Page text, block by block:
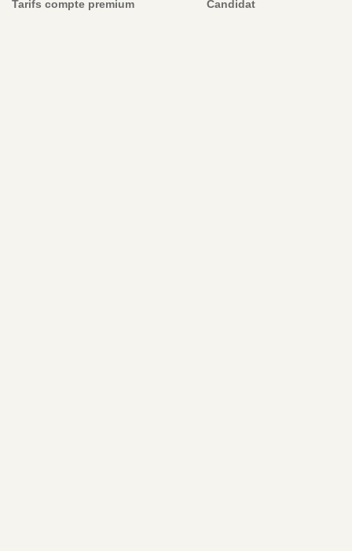
Tarifs compte premium
Candidat